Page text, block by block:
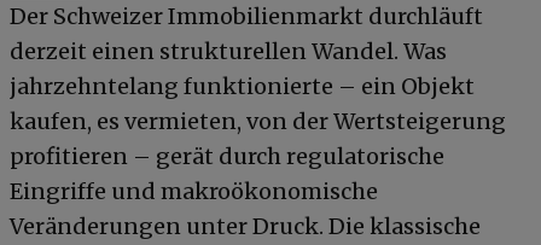
Der Schweizer Immobilienmarkt durchläuft
derzeit einen strukturellen Wandel. Was
jahrzehntelang funktionierte – ein Objekt
kaufen, es vermieten, von der Wertsteigerung
profitieren – gerät durch regulatorische
Eingriffe und makroökonomische
Veränderungen unter Druck. Die klassische